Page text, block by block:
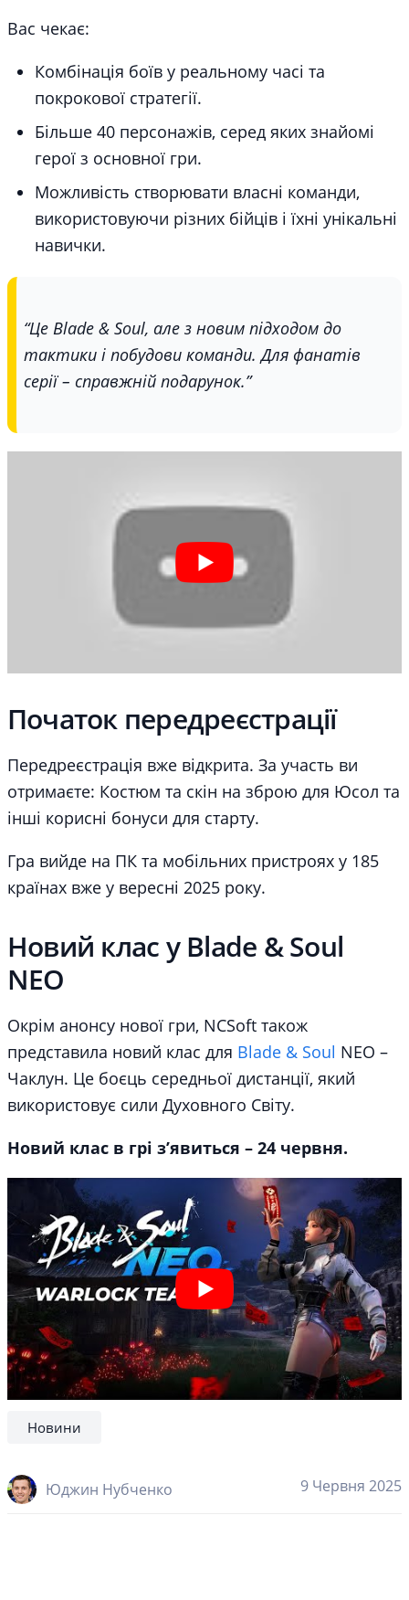
Вас чекає:
Комбінація боїв у реальному часі та
покрокової стратегії.
Більше 40 персонажів, серед яких знайомі
герої з основної гри.
Можливість створювати власні команди,
використовуючи різних бійців і їхні унікальні
навички.
“Це Blade & Soul, але з новим підходом до
тактики і побудови команди. Для фанатів
серії – справжній подарунок.”
Початок передреєстрації
Передреєстрація вже відкрита. За участь ви
отримаєте: Костюм та скін на зброю для Юсол та
інші корисні бонуси для старту.
Гра вийде на ПК та мобільних пристроях у 185
країнах вже у вересні 2025 року.
Новий клас у Blade & Soul
NEO
Окрім анонсу нової гри, NCSoft також
представила новий клас для Blade & Soul NEO –
Чаклун. Це боєць середньої дистанції, який
використовує сили Духовного Світу.
Новий клас в грі з’явиться – 24 червня.
Новини
Юджин Нубченко 9 Червня 2025